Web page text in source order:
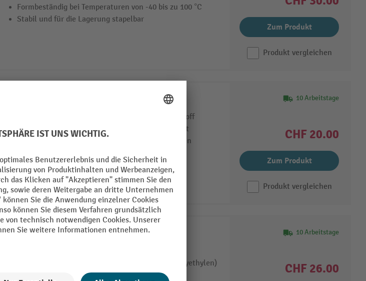
Formbeständig bei Temperaturen von -40 bis zu 100 °C
Stabil und für die Lagerung stapelbar
Zum Produkt
Produkt vergleichen
Robuster Sichtkasten aus hochwertigem Kunststoff
Für Rollenbahnen und sichere Stapelung geeignet
Resistent gegen gebräuchliche Säuren und Laugen
5 Varianten
10 Arbeitstage
CHF 20.00
Zum Produkt
Produkt vergleichen
Scharnierdeckel für fetra® Eurokasten
Aus hochwertigem, schlagfestem Kunststoff (Polyethylen)
Temperaturbeständig von -40 bis +100 °C
10 Arbeitstage
CHF 26.00